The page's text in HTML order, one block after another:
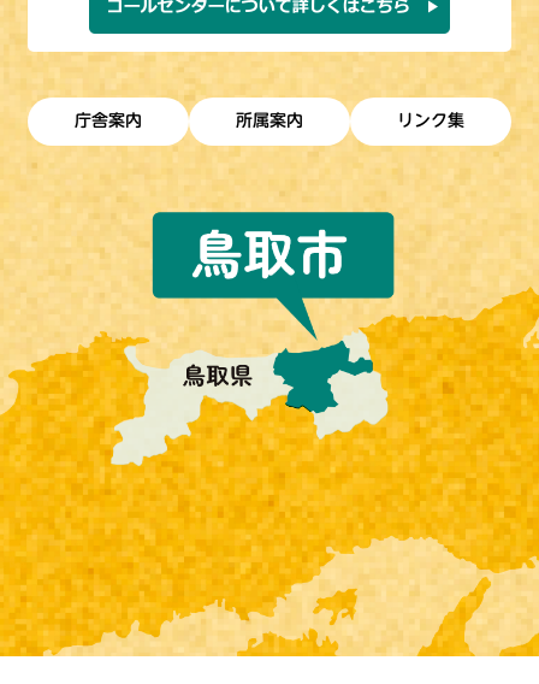
庁舎案内 所属案内 リンク集